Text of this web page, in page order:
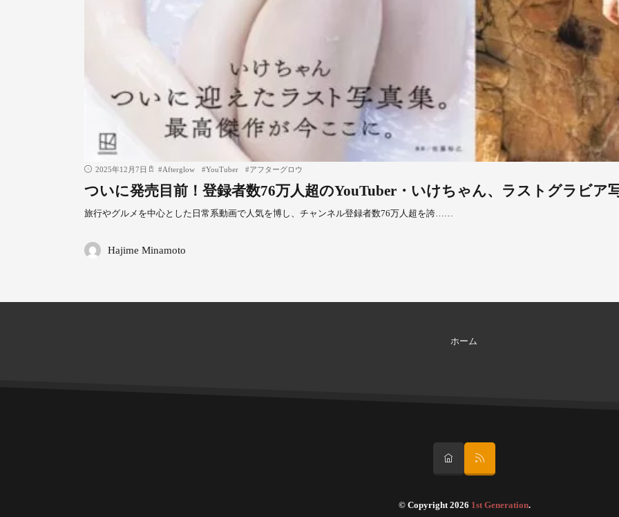
2025年12月7日 #Afterglow #YouTuber #アフターグロウ
ついに発売目前！登録者数76万人超のYouTuber・いけちゃん、ラストグラビア
旅行やグルメを中心とした日常系動画で人気を博し、チャンネル登録者数76万人超を誇……
Hajime Minamoto
ホーム
© Copyright 2026 1st Generation.